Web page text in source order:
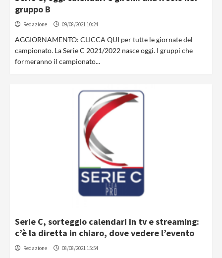
gruppo B
Redazione 09/08/2021 10:24
AGGIORNAMENTO: CLICCA QUI per tutte le giornate del
campionato. La Serie C 2021/2022 nasce oggi. I gruppi che
formeranno il campionato...
Serie C, sorteggio calendari in tv e streaming:
c’è la diretta in chiaro, dove vedere l’evento
Redazione 08/08/2021 15:54